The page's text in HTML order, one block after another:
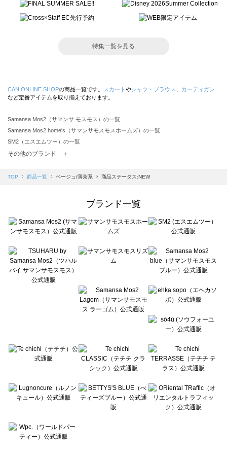
特集一覧を見る
CAN ONLINE SHOPの商品一覧です。 スカート やシャツ・ブラウス
カーディガン
など定番アイテムを取り揃えております。
Samansa Mos2（サマンサ モスモス）の一覧
Samansa Mos2 home's（サマンサモスモスホームズ）の一覧
SM2（エスエムツー）の一覧
TSUHARU by Samansa Mos2（ツハルバイサマンサモスモス）の一覧
Samansa Mos2 blue（サマンサモスモス ブルー）の一覧
Te chichi（テチチ）の一覧
Te chichi CLASSIC（テチチ クラシック）の一覧
Lugnoncure（ルノンキュール）の一覧
BETTY'S BLUE（べティーズブルー）の一覧
Wpc.（ワールドパーティー）の一覧
その他のブランド ＋
TOP 商品一覧 ベージュ/薄茶系 商品ステータス:NEW
ブランド一覧